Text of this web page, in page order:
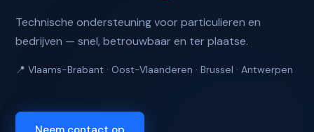
Technische ondersteuning voor particulieren en
bedrijven — snel, betrouwbaar en ter plaatse.
📍 Vlaams-Brabant · Oost-Vlaanderen · Brussel · Antwerpen